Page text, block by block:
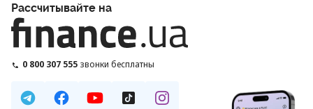
Рассчитывайте на
0 800 307 555 звонки бесплатны